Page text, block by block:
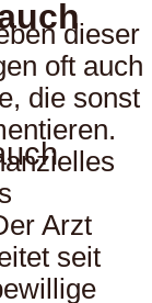
dieser
oft auch
die sonst
Arzt
seit